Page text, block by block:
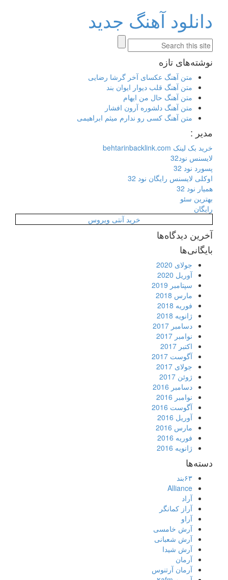
دانلود آهنگ جدید
نوشته‌های تازه
متن آهنگ عکسای آخر گرشا رضایی
متن آهنگ قلب دیوار ایوان بند
متن آهنگ حال من ایهام
متن آهنگ دلشوره آرون افشار
متن آهنگ کسی رو ندارم میثم ابراهیمی
مدیر :
خرید بک لینک behtarinbacklink.com
لایسنس نود32
پسورد نود 32
اوکلی لایسنس رایگان نود 32
همیار نود 32
بهترین سئو
رایگان
خرید آنتی ویروس
آخرین دیدگاه‌ها
بایگانی‌ها
جولای 2020
آوریل 2020
سپتامبر 2019
مارس 2018
فوریه 2018
ژانویه 2018
دسامبر 2017
نوامبر 2017
اکتبر 2017
آگوست 2017
جولای 2017
ژوئن 2017
دسامبر 2016
نوامبر 2016
آگوست 2016
آوریل 2016
مارس 2016
فوریه 2016
ژانویه 2016
دسته‌ها
۶۳بند
Alliance
آراد
آراز کمانگر
آراو
آرش خامسی
آرش شعبانی
آرش شیدا
آرمان
آرمان آرتنوس